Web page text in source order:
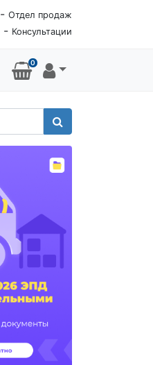
- Отдел продаж
- Консультации
0
Поиск